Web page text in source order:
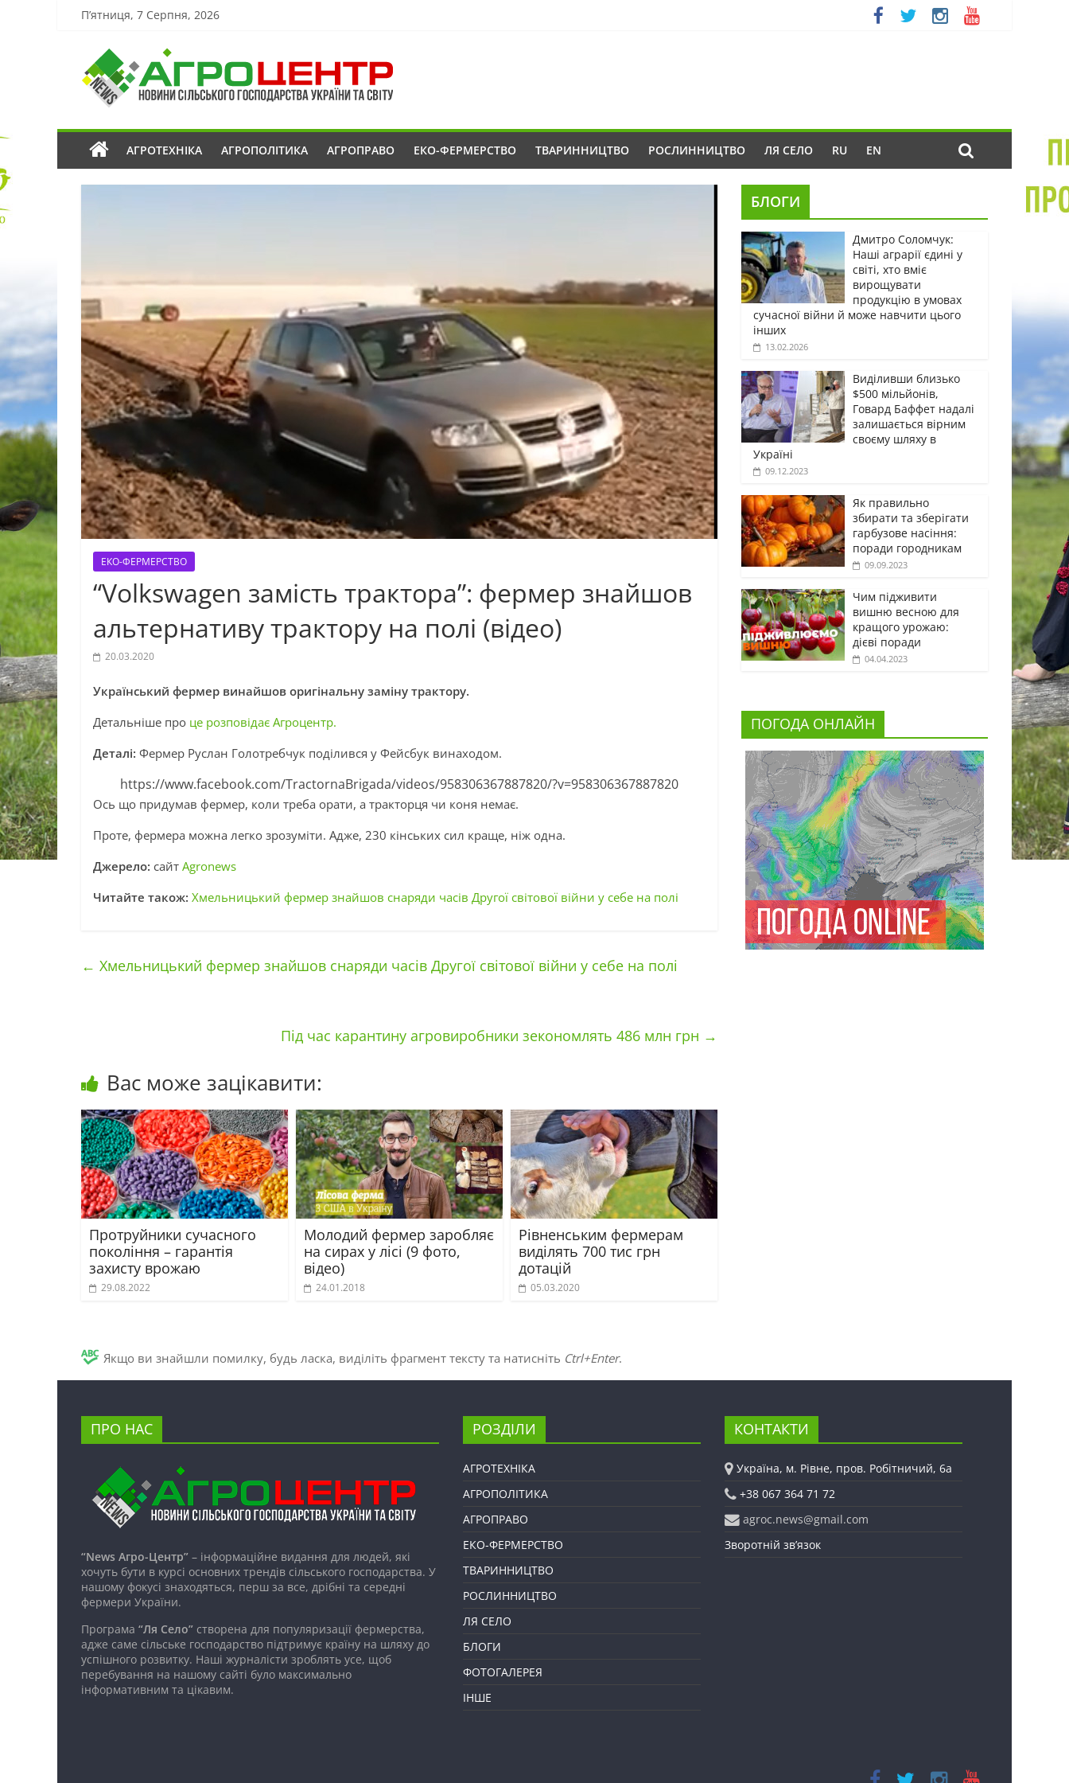
П’ятниця, 7 Серпня, 2026
АГРОТЕХНІКА АГРОПОЛІТИКА АГРОПРАВО ЕКО-ФЕРМЕРСТВО ТВАРИННИЦТВО РОСЛИННИЦТВО ЛЯ СЕЛО RU EN
ЕКО-ФЕРМЕРСТВО
“Volkswagen замість трактора”: фермер знайшов
альтернативу трактору на полі (відео)
20.03.2020
Український фермер винайшов оригінальну заміну трактору.
Детальніше про це розповідає Агроцентр.
Деталі: Фермер Руслан Голотребчук поділився у Фейсбук винаходом.
https://www.facebook.com/TractornaBrigada/videos/958306367887820/?v=958306367887820
Ось що придумав фермер, коли треба орати, а тракторця чи коня немає.
Проте, фермера можна легко зрозуміти. Адже, 230 кінських сил краще, ніж одна.
Джерело: сайт Agronews
Читайте також: Хмельницький фермер знайшов снаряди часів Другої світової війни у себе на полі
← Хмельницький фермер знайшов снаряди часів Другої світової війни у себе на полі
Під час карантину агровиробники зекономлять 486 млн грн →
Вас може зацікавити:
Протруйники сучасного
покоління – гарантія
захисту врожаю
29.08.2022
Молодий фермер заробляє
на сирах у лісі (9 фото,
відео)
24.01.2018
Рівненським фермерам
виділять 700 тис грн
дотацій
05.03.2020
БЛОГИ
Дмитро Соломчук:
Наші аграрії єдині у
світі, хто вміє
вирощувати
продукцію в умовах
сучасної війни й може навчити цього
інших
13.02.2026
Виділивши близько
$500 мільйонів,
Говард Баффет надалі
залишається вірним
своєму шляху в
Україні
09.12.2023
Як правильно
збирати та зберігати
гарбузове насіння:
поради городникам
09.09.2023
Чим підживити
вишню весною для
кращого урожаю:
дієві поради
04.04.2023
ПОГОДА ОНЛАЙН
Якщо ви знайшли помилку, будь ласка, виділіть фрагмент тексту та натисніть Ctrl+Enter.
ПРО НАС
“News Агро-Центр” – інформаційне видання для людей, які
хочуть бути в курсі основних трендів сільського господарства. У
нашому фокусі знаходяться, перш за все, дрібні та середні
фермери України.
Програма “Ля Село” створена для популяризації фермерства,
адже саме сільське господарство підтримує країну на шляху до
успішного розвитку. Наші журналісти зроблять усе, щоб
перебування на нашому сайті було максимально
інформативним та цікавим.
РОЗДІЛИ
АГРОТЕХНІКА
АГРОПОЛІТИКА
АГРОПРАВО
ЕКО-ФЕРМЕРСТВО
ТВАРИННИЦТВО
РОСЛИННИЦТВО
ЛЯ СЕЛО
БЛОГИ
ФОТОГАЛЕРЕЯ
ІНШЕ
КОНТАКТИ
Україна, м. Рівне, пров. Робітничий, 6а
+38 067 364 71 72
agroc.news@gmail.com
Зворотній зв’язок